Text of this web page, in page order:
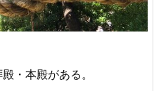
・本殿がある。